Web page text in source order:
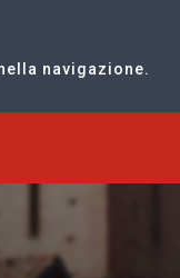
navigazione.